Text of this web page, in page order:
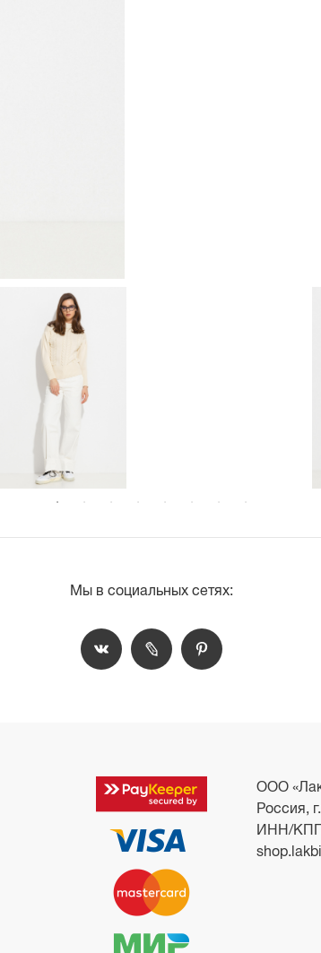
Мы в социальных сетях:
ООО
Россия,
ИНН/КПП